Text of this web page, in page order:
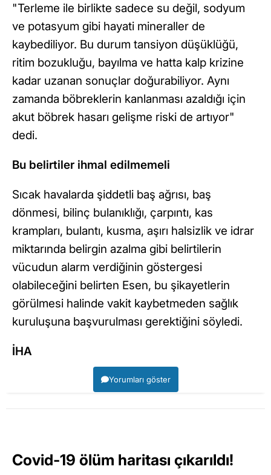
"Terleme ile birlikte sadece su değil, sodyum
ve potasyum gibi hayati mineraller de
kaybediliyor. Bu durum tansiyon düşüklüğü,
ritim bozukluğu, bayılma ve hatta kalp krizine
kadar uzanan sonuçlar doğurabiliyor. Aynı
zamanda böbreklerin kanlanması azaldığı için
akut böbrek hasarı gelişme riski de artıyor"
dedi.
Bu belirtiler ihmal edilmemeli
Sıcak havalarda şiddetli baş ağrısı, baş
dönmesi, bilinç bulanıklığı, çarpıntı, kas
krampları, bulantı, kusma, aşırı halsizlik ve idrar
miktarında belirgin azalma gibi belirtilerin
vücudun alarm verdiğinin göstergesi
olabileceğini belirten Esen, bu şikayetlerin
görülmesi halinde vakit kaybetmeden sağlık
kuruluşuna başvurulması gerektiğini söyledi.
İHA
Yorumları göster
Covid-19 ölüm haritası çıkarıldı!